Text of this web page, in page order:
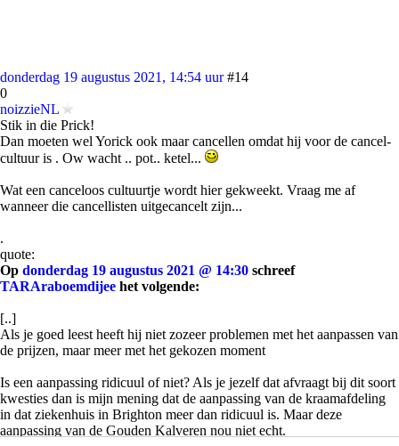
donderdag 19 augustus 2021, 14:54 uur #14
0
noizzieNL
Stik in die Prick!
Dan moeten wel Yorick ook maar cancellen omdat hij voor de cancel-
cultuur is . Ow wacht .. pot.. ketel...
Wat een canceloos cultuurtje wordt hier gekweekt. Vraag me af
wanneer die cancellisten uitgecancelt zijn...
.
quote:
Op donderdag 19 augustus 2021 @ 14:30 schreef
TARAraboemdijee het volgende:
[..]
Als je goed leest heeft hij niet zozeer problemen met het aanpassen van
de prijzen, maar meer met het gekozen moment
Is een aanpassing ridicuul of niet? Als je jezelf dat afvraagt bij dit soort
kwesties dan is mijn mening dat de aanpassing van de kraamafdeling
in dat ziekenhuis in Brighton meer dan ridicuul is. Maar deze
aanpassing van de Gouden Kalveren nou niet echt.